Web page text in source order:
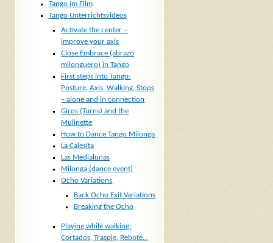
Tango im Film
Tango Unterrichtsvideos
Activate the center –
improve your axis
Close Embrace (abrazo
milonguero) in Tango
First steps into Tango:
Posture, Axis, Walking, Stops
– alone and in connection
Giros (Turns) and the
Mulinette
How to Dance Tango Milonga
La Calesita
Las Medialunas
Milonga (dance event)
Ocho Variations
Back Ocho Exit Variations
Breaking the Ocho
Playing while walking:
Cortados, Traspie, Rebote…